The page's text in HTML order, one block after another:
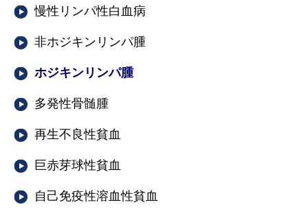
慢性リンパ性白血病
非ホジキンリンパ腫
ホジキンリンパ腫
多発性骨髄腫
再生不良性貧血
巨赤芽球性貧血
自己免疫性溶血性貧血